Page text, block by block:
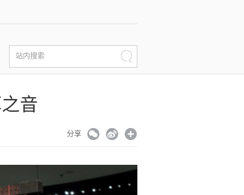
站内搜索
音
分享